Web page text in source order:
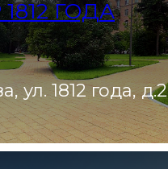
ГОДА
ул. 1812 года, д.2